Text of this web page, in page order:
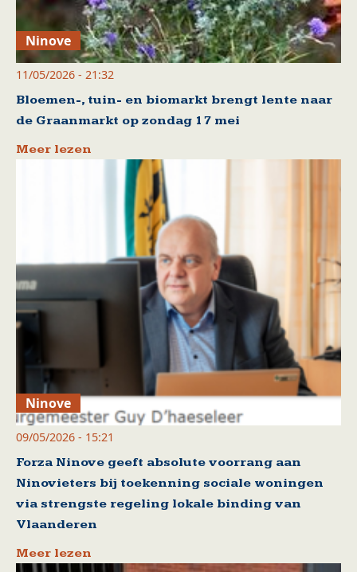
Ninove
11/05/2026 - 21:32
Bloemen-, tuin- en biomarkt brengt lente naar
de Graanmarkt op zondag 17 mei
Meer lezen
Ninove
09/05/2026 - 15:21
Forza Ninove geeft absolute voorrang aan
Ninovieters bij toekenning sociale woningen
via strengste regeling lokale binding van
Vlaanderen
Meer lezen